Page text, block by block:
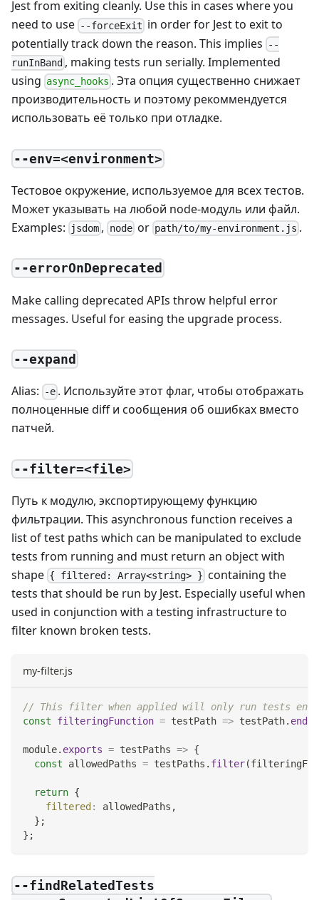
Jest from exiting cleanly. Use this in cases where you
need to use --forceExit in order for Jest to exit to
potentially track down the reason. This implies
--
runInBand , making tests run serially. Implemented
using async_hooks . Эта опция существенно снижает
производительность и поэтому рекоммендуется
использовать её только при отладке.
--env=<environment>
Тестовое окружение, используемое для всех тестов.
Может указывать на любой node-модуль или файл.
Examples:
jsdom , nodeor path/to/my-environment.js .
--errorOnDeprecated
Make calling deprecated APIs throw helpful error
messages. Useful for easing the upgrade process.
--expand
Alias: -e . Используйте этот флаг, чтобы отображать
полноценные diff и сообщения об ошибках вместо
патчей.
--filter=<file>
Путь к модулю, экспортирующему функцию
фильтрации. This asynchronous function receives a
list of test paths which can be manipulated to exclude
tests from running and must return an object with
shape { filtered: Array<string> } containing the
tests that should be run by Jest. Especially useful when
used in conjunction with a testing infrastructure to
filter known broken tests.
my-filter.js
// This filter when applied will only run tests
const
filteringFunction = testPath => testPath.
module. exports = testPaths => {
const allowedPaths = testPaths . filter(
return {
filtered : allowedPaths ,
} ;
} ;
--findRelatedTests